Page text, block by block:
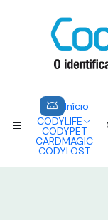
Início
CODYLIFE
CODYPET
CARDMAGIC
CODYLOST
A CODYLIFE